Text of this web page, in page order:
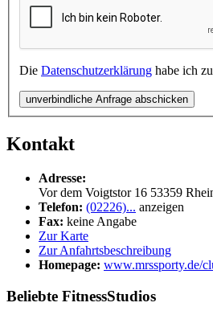
Die Datenschutzerklärung habe ich
unverbindliche Anfrage abschicken
Kontakt
Adresse:
Vor dem Voigtstor 16 53359
Telefon: (02226)... anzeigen
Fax: keine Angabe
Zur Karte
Zur Anfahrtsbeschreibung
Homepage: www.mrssporty.de/
Beliebte FitnessStudios